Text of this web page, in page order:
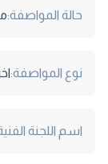
حالة المواصفة:
نوع المواصفة:
اسم اللجنة